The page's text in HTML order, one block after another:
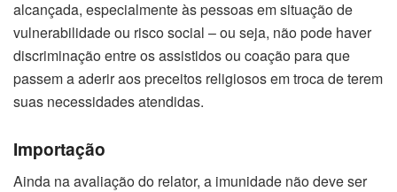
alcançada, especialmente às pessoas em situação de
vulnerabilidade ou risco social – ou seja, não pode haver
discriminação entre os assistidos ou coação para que
passem a aderir aos preceitos religiosos em troca de terem
suas necessidades atendidas.
Importação
Ainda na avaliação do relator, a imunidade não deve ser